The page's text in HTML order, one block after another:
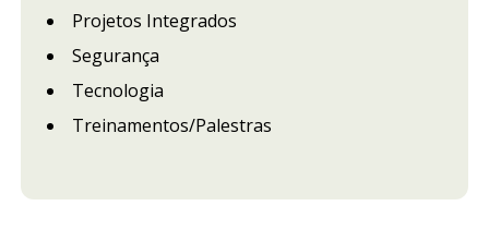
Projetos Integrados
Segurança
Tecnologia
Treinamentos/Palestras